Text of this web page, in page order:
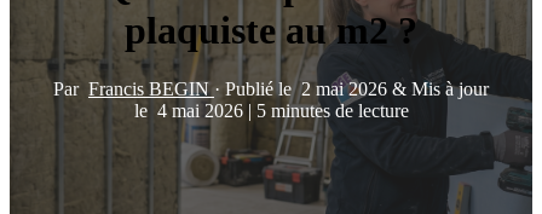
plaquiste au m2 ?
Par Francis BEGIN· Publié le2 mai 2026 & Mis à jour
le 4 mai 2026 | 5 minutes de lecture